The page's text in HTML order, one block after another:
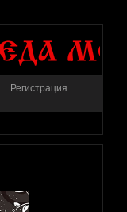
Регистрация